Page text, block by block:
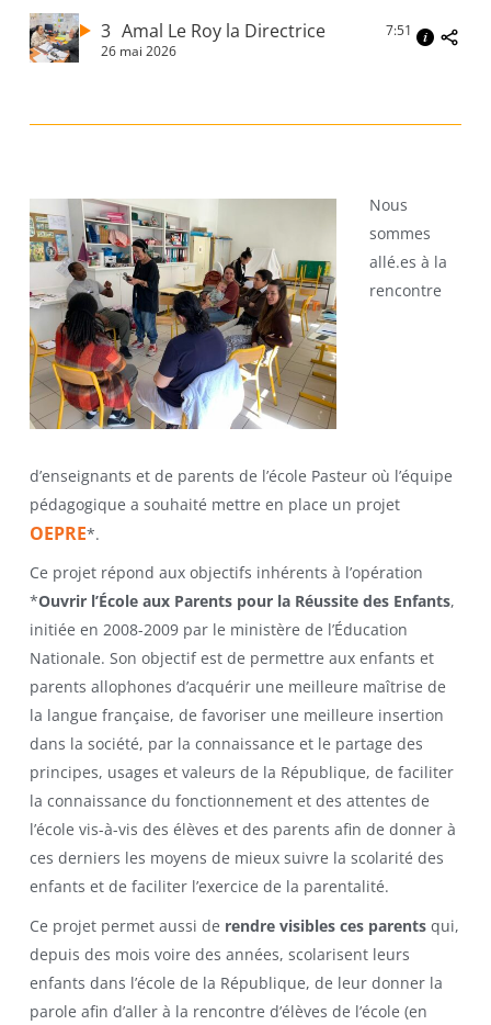
3 Amal Le Roy la Directrice
26 mai 2026
7:51
Nous
sommes
allé.es à la
rencontre
d’enseignants et de parents de l’école Pasteur où l’équipe
pédagogique a souhaité mettre en place un projet
OEPRE*.
Ce projet répond aux objectifs inhérents à l’opération
*Ouvrir l’École aux Parents pour la Réussite des Enfants,
initiée en 2008-2009 par le ministère de l’Éducation
Nationale. Son objectif est de permettre aux enfants et
parents allophones d’acquérir une meilleure maîtrise de
la langue française, de favoriser une meilleure insertion
dans la société, par la connaissance et le partage des
principes, usages et valeurs de la République, de faciliter
la connaissance du fonctionnement et des attentes de
l’école vis-à-vis des élèves et des parents afin de donner à
ces derniers les moyens de mieux suivre la scolarité des
enfants et de faciliter l’exercice de la parentalité.
Ce projet permet aussi de rendre visibles ces parentsqui,
depuis des mois voire des années, scolarisent leurs
enfants dans l’école de la République, de leur donner la
parole afin d’aller à la rencontre d’élèves de l’école (en